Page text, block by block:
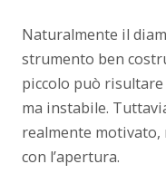
Naturalmente il
strumento ben
piccolo può
ma instabile.
realmente motivato,
con l’apertura.